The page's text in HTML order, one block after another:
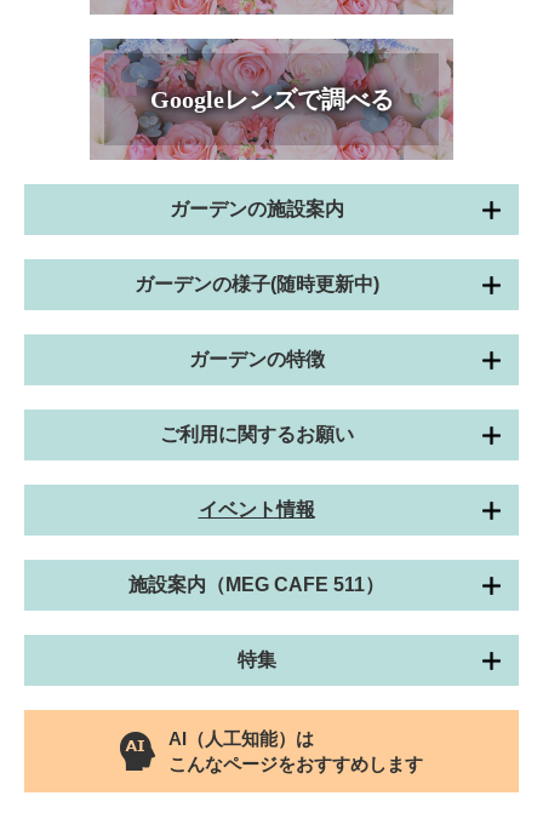
Googleレンズで調べる
ガーデンの施設案内
ガーデンの様子(随時更新中)
ガーデンの特徴
ご利用に関するお願い
イベント情報
施設案内（MEG CAFE 511）
特集
AI（人工知能）は
こんなページをおすすめします